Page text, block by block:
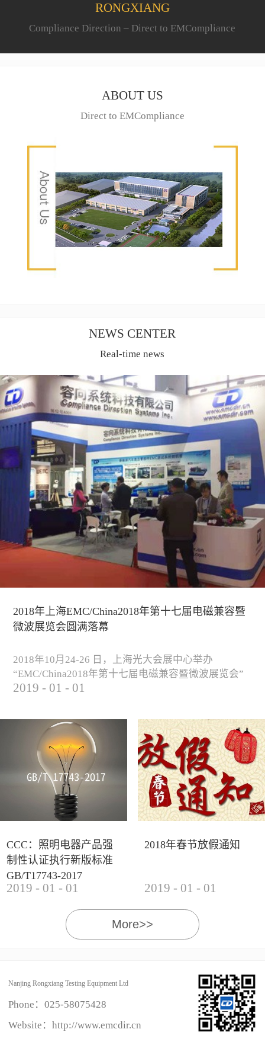
RONGXIANG
Compliance Direction – Direct to EMCompliance
ABOUT US
Direct to EMCompliance
NEWS CENTER
Real-time news
2018年上海EMC/China2018年第十七届电磁兼容暨
微波展览会圆满落幕
2018年10月24-26 日，上海光大会展中心举办
“EMC/China2018年第十七届电磁兼容暨微波展览会”
圆满落幕。我公司与来自军工、汽车、科研院校、通
状与未来，并展出测试、整改等行业尖端设备，吸引
业内外人士参观驻足。展会期间我公司举办了《电磁
兼容测试和设计技术》技术讲座，本次讲座同时特邀
德国Langer公司资深工程师Lars Glaesser...
2019 - 01 - 01
CCC：照明电器产品强
制性认证执行新版标准
GB/T17743-2017
2019 - 01 - 01
2018年春节放假通知
2019 - 01 - 01
More>>
Nanjing Rongxiang Testing Equipment Ltd
Phone： 025-58075428
Website：http://www.emcdir.cn